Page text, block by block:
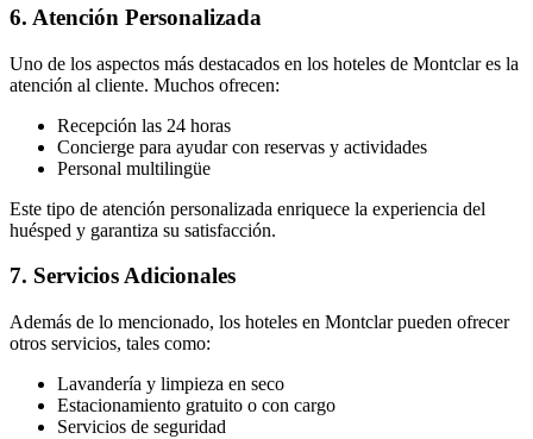
6. Atención Personalizada
Uno de los aspectos más destacados en los hoteles de Montclar es la
atención al cliente. Muchos ofrecen:
Recepción las 24 horas
Concierge para ayudar con reservas y actividades
Personal multilingüe
Este tipo de atención personalizada enriquece la experiencia del
huésped y garantiza su satisfacción.
7. Servicios Adicionales
Además de lo mencionado, los hoteles en Montclar pueden ofrecer
otros servicios, tales como:
Lavandería y limpieza en seco
Estacionamiento gratuito o con cargo
Servicios de seguridad